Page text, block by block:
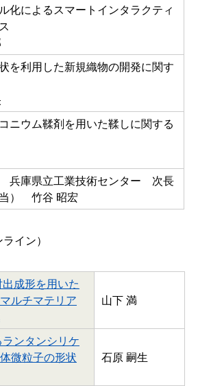
化によるスマートインタラクティ
を利用した新規織物の開発に関す
ニウム鞣剤を用いた鞣しに関する
兵庫県立工業技術センター 次長
当） 竹谷 昭宏
イン）
成形を用いた
ルチマテリア
山下 満
ンタンシリケ
微粒子の形状
石原 嗣生